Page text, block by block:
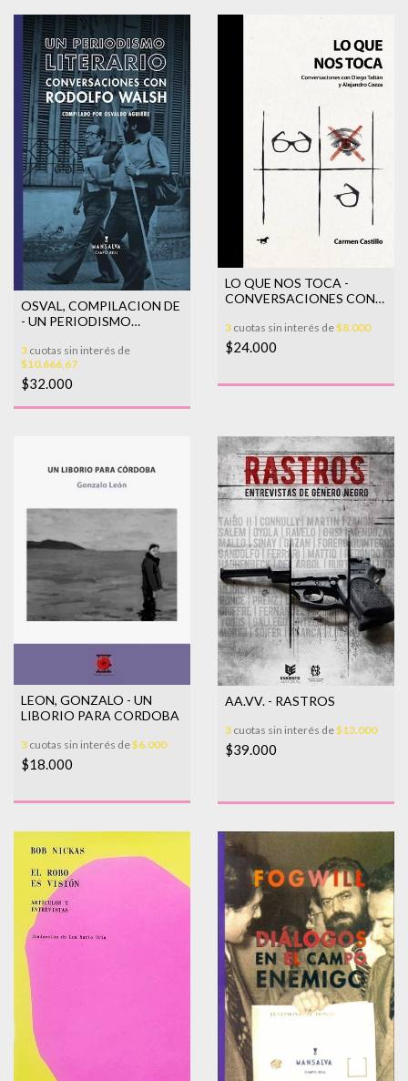
OSVAL, COMPILACION DE
- UN PERIODISMO
CONVERSACIONES CON
3 cuotas sin interés de
$10.666,67
$32.000
LO QUE NOS TOCA -
CONVERSACIONES CON
3 cuotas sin interés de$8.000
$24.000
LEON, GONZALO - UN
LIBORIO PARA CORDOBA
3 cuotas sin interés de$6.000
$18.000
AA.VV. - RASTROS
3 cuotas sin interés de$13.000
$39.000